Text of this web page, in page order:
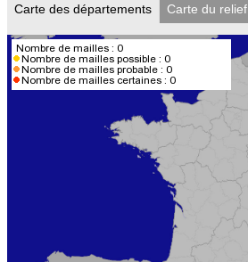
Carte des départements Carte du relief